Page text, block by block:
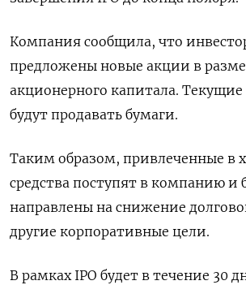
Компания сообщила, что
предложены новые акции в
акционерного капитала.
будут продавать бумаги.
Таким образом, привлеченные в
средства поступят в компанию и
направлены на снижение
другие корпоративные цели.
В рамках IPO будет в течение 30